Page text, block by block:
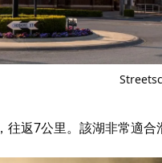
，往返7公里。該湖非常適